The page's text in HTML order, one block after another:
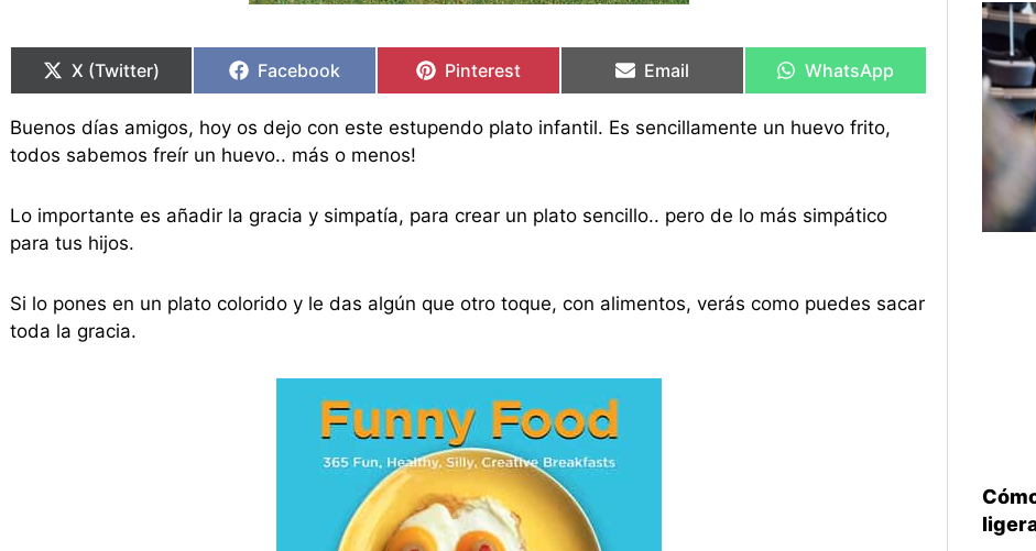
en
X (Twitter)
en
Facebook
en
Pinterest
en
Email
en
WhatsApp
Buenos días amigos, hoy os dejo con este estupendo plato infantil. Es sencillamente un huevo frito,
todos sabemos freír un huevo.. más o menos!
Lo importante es añadir la gracia y simpatía, para crear un plato sencillo.. pero de lo más simpático
para tus hijos.
Si lo pones en un plato colorido y le das algún que otro toque, con alimentos, verás como puedes sacar
toda la gracia.
en
en
en
en
en